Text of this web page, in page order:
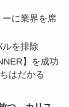
ーに業界を席
を排除
】を成功
はだかる